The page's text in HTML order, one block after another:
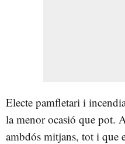
Electe pamfletari i
la menor ocasió que pot.
ambdós mitjans, tot i que